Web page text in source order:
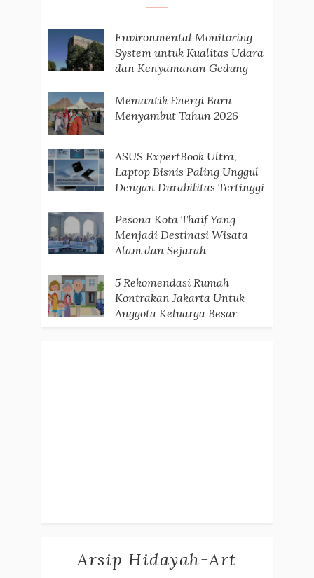
Environmental Monitoring
System untuk Kualitas Udara
dan Kenyamanan Gedung
Memantik Energi Baru
Menyambut Tahun 2026
ASUS ExpertBook Ultra,
Laptop Bisnis Paling Unggul
Dengan Durabilitas Tertinggi
Pesona Kota Thaif Yang
Menjadi Destinasi Wisata
Alam dan Sejarah
5 Rekomendasi Rumah
Kontrakan Jakarta Untuk
Anggota Keluarga Besar
Arsip Hidayah-Art